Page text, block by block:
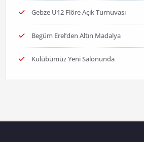
Gebze U12 Flöre Açık Turnuvası
Begüm Erel’den Altın Madalya
Kulübümüz Yeni Salonunda